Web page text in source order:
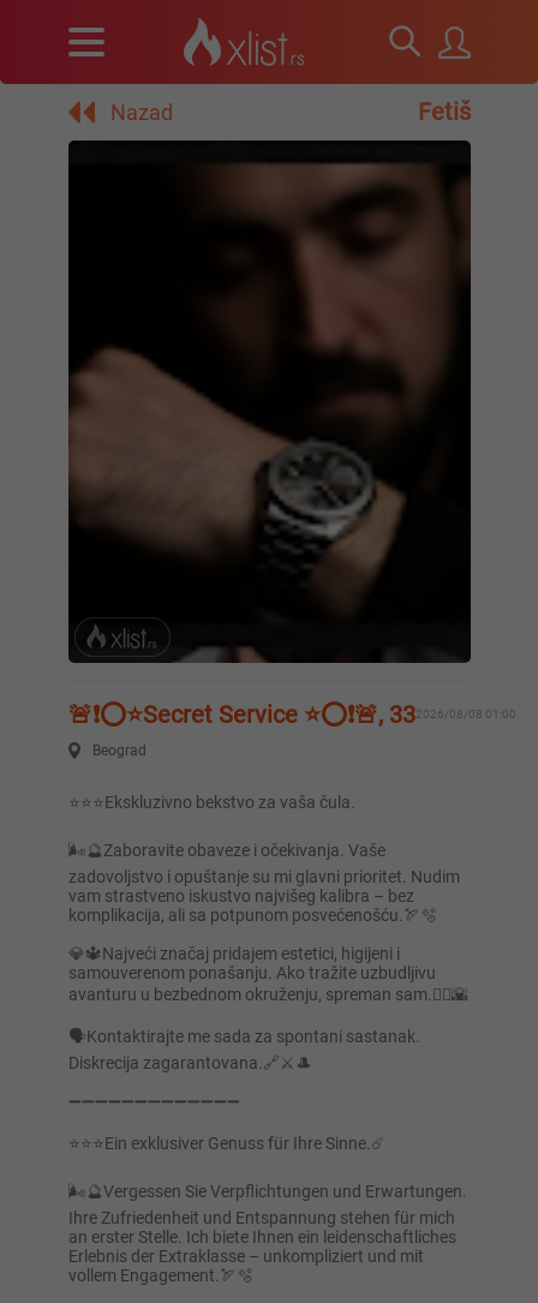
Nazad Fetiš
🚨❗️⭕️⭐️Secret Service ⭐️⭕️❗️🚨, 332026/08/08 01:00
Beograd
⭐️⭐️⭐️Ekskluzivno bekstvo za vaša čula.
🌬🔮Zaboravite obaveze i očekivanja. Vaše
zadovoljstvo i opuštanje su mi glavni prioritet. Nudim
vam strastveno iskustvo najvišeg kalibra – bez
komplikacija, ali sa potpunom posvećenošću.🏹🫧
💎🔱Najveći značaj pridajem estetici, higijeni i
samouverenom ponašanju. Ako tražite uzbudljivu
avanturu u bezbednom okruženju, spreman sam.🧜‍♂️🌇
🗣Kontaktirajte me sada za spontani sastanak.
Diskrecija zagarantovana.🔗⚔️🎩
➖️➖️➖️➖️➖️➖️➖️➖️➖️➖️➖️➖️➖️
⭐️⭐️⭐️Ein exklusiver Genuss für Ihre Sinne.☄️
🌬🔮Vergessen Sie Verpflichtungen und Erwartungen.
Ihre Zufriedenheit und Entspannung stehen für mich
an erster Stelle. Ich biete Ihnen ein leidenschaftliches
Erlebnis der Extraklasse – unkompliziert und mit
vollem Engagement.🏹🫧